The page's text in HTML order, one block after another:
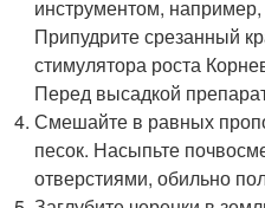
инструментом,
Припудрите срезанный
стимулятора роста
Перед высадкой
Смешайте в равных
песок. Насыпьте
отверстиями, обильно